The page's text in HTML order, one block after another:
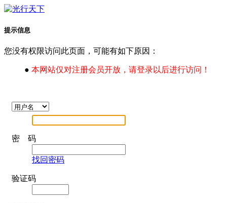
提示信息
您没有权限访问此页面，可能有如下原因：
● 本网站仅对注册会员开放，请登录以后进行访问！
密 码
找回密码
验证码